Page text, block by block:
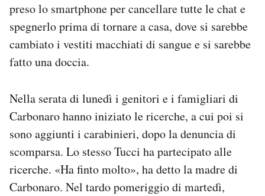
preso lo smartphone per cancellare tutte le chat e
spegnerlo prima di tornare a casa, dove si sarebbe
cambiato i vestiti macchiati di sangue e si sarebbe
fatto una doccia.
Nella serata di lunedì i genitori e i famigliari di
Carbonaro hanno iniziato le ricerche, a cui poi si
sono aggiunti i carabinieri, dopo la denuncia di
scomparsa. Lo stesso Tucci ha partecipato alle
ricerche. «Ha finto molto», ha detto la madre di
Carbonaro. Nel tardo pomeriggio di martedì,